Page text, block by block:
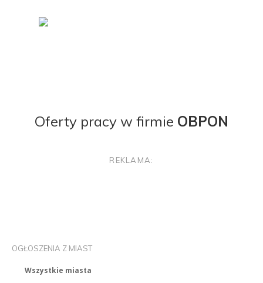
Oferty pracy w firmie OBPON
REKLAMA:
OGŁOSZENIA Z MIAST
Wszystkie miasta